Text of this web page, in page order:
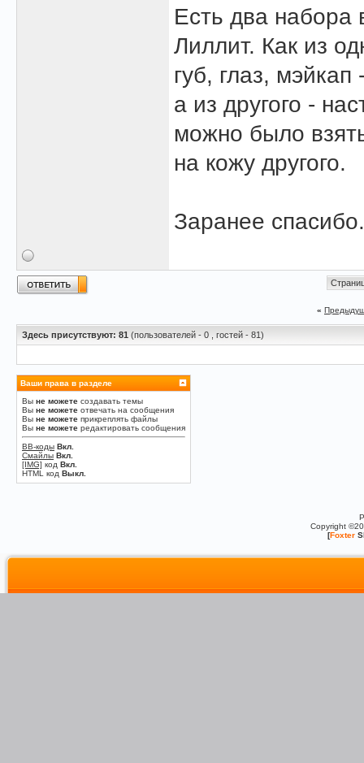
Есть два набора
Лиллит. Как из
губ, глаз,
а из другого -
можно было
на кожу другого.
Заранее спасибо.
«
Здесь присутствуют: 81 (пользователей - 0 , гостей - 81)
Ваши права в разделе
Вы не можете создавать темы
Вы не можете отвечать на сообщения
Вы не можете прикреплять файлы
Вы не можете редактировать сообщения
BB-коды Вкл.
Смайлы Вкл.
[IMG] код Вкл.
HTML код Выкл.
Copyright
[Foxter